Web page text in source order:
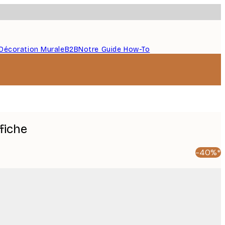
MuraleB2BNotre Guide How-To
-40%*